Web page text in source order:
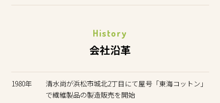
History
会社沿革
1980年
清水尚が浜松市城北2丁目にて屋号「東海コットン」
で繊維製品の製造販売を開始